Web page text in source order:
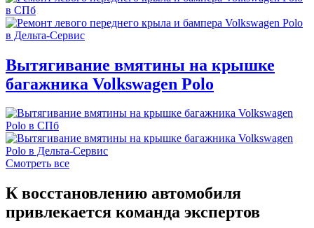
Вытягивание вмятины на крышке
багажника Volkswagen Polo
Смотреть все
К восстановлению автомобиля
привлекается команда экспертов